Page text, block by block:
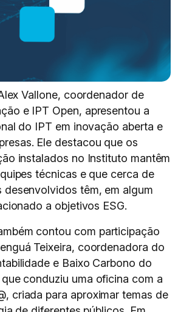
Vallone, coordenador de
e IPT Open, apresentou a
do IPT em inovação aberta e
Ele destacou que os
instalados no Instituto mantêm
técnicas e que cerca de
têm, em algum
a objetivos ESG.
contou com participação
Teixeira, coordenadora do
e Baixo Carbono do
conduziu uma oficina com a
criada para aproximar temas de